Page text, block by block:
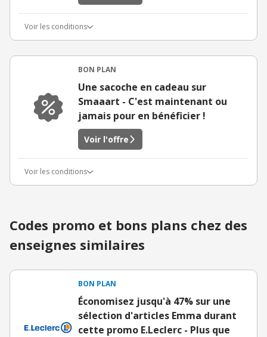
Voir les conditions
BON PLAN
Une sacoche en cadeau sur
Smaaart - C'est maintenant ou
jamais pour en bénéficier !
Voir l'offre
Voir les conditions
Codes promo et bons plans chez des
enseignes similaires
BON PLAN
Économisez jusqu'à 47% sur une
sélection d'articles Emma durant
cette promo E.Leclerc - Plus que